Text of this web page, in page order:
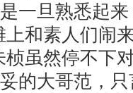
一旦熟悉起来
上和素人们闹
桢虽然停不下
的大哥范，